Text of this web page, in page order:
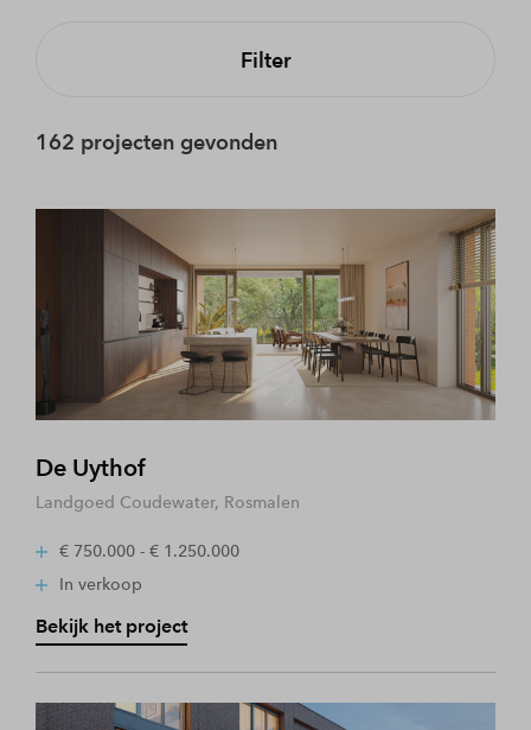
Filter
162 projecten gevonden
De Uythof
Landgoed Coudewater, Rosmalen
€ 750.000 - € 1.250.000
In verkoop
Bekijk het project